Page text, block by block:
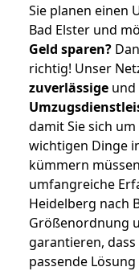
Sie planen einen
Bad Elster und
Geld sparen?
richtig! Unser
zuverlässige und
damit Sie sich
wichtigen Dinge
kümmern
umfangreiche
Heidelberg nach
Größenordnung
garantieren,
passende